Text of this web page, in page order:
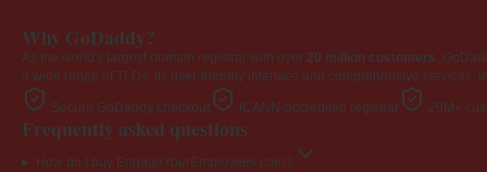
Why GoDaddy?
As the world's largest domain registrar with over 20 million customers,
a wide range of TLDs. Its user-friendly interface and comprehensive
Secure GoDaddy checkout ICANN-accredited registrar 20M+
Frequently asked questions
How do I buy EngageYourEmployees.com?